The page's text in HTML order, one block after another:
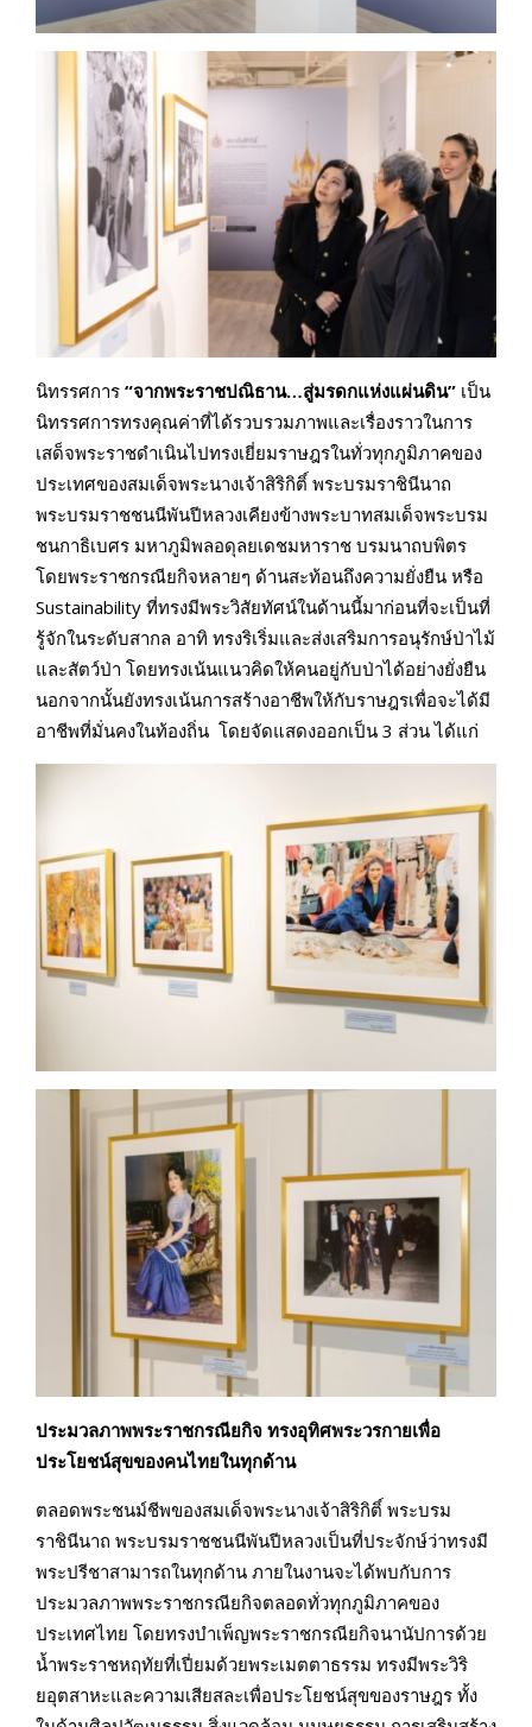
นิทรรศการ “จากพระราชปณิธาน…สู่มรดกแห่งแผ่นดิน” เป็น
นิทรรศการทรงคุณค่าที่ได้รวบรวมภาพและเรื่องราวในการ
เสด็จพระราชดำเนินไปทรงเยี่ยมราษฎรในทั่วทุกภูมิภาคของ
ประเทศของสมเด็จพระนางเจ้าสิริกิติ์ พระบรมราชินีนาถ
พระบรมราชชนนีพันปีหลวงเคียงข้างพระบาทสมเด็จพระบรม
ชนกาธิเบศร มหาภูมิพลอดุลยเดชมหาราช บรมนาถบพิตร
โดยพระราชกรณียกิจหลายๆ ด้านสะท้อนถึงความยั่งยืน หรือ
Sustainability ที่ทรงมีพระวิสัยทัศน์ในด้านนี้มาก่อนที่จะเป็นที่
รู้จักในระดับสากล อาทิ ทรงริเริ่มและส่งเสริมการอนุรักษ์ป่าไม้
และสัตว์ป่า โดยทรงเน้นแนวคิดให้คนอยู่กับป่าได้อย่างยั่งยืน
นอกจากนั้นยังทรงเน้นการสร้างอาชีพให้กับราษฎรเพื่อจะได้มี
อาชีพที่มั่นคงในท้องถิ่น โดยจัดแสดงออกเป็น 3 ส่วน ได้แก่
ประมวลภาพพระราชกรณียกิจ ทรงอุทิศพระวรกายเพื่อ
ประโยชน์สุขของคนไทยในทุกด้าน
ตลอดพระชนม์ชีพของสมเด็จพระนางเจ้าสิริกิติ์ พระบรม
ราชินีนาถ พระบรมราชชนนีพันปีหลวงเป็นที่ประจักษ์ว่าทรงมี
พระปรีชาสามารถในทุกด้าน ภายในงานจะได้พบกับการ
ประมวลภาพพระราชกรณียกิจตลอดทั่วทุกภูมิภาคของ
ประเทศไทย โดยทรงบำเพ็ญพระราชกรณียกิจนานัปการด้วย
น้ำพระราชหฤทัยที่เปี่ยมด้วยพระเมตตาธรรม ทรงมีพระวิริ
ยอุตสาหะและความเสียสละเพื่อประโยชน์สุขของราษฎร ทั้ง